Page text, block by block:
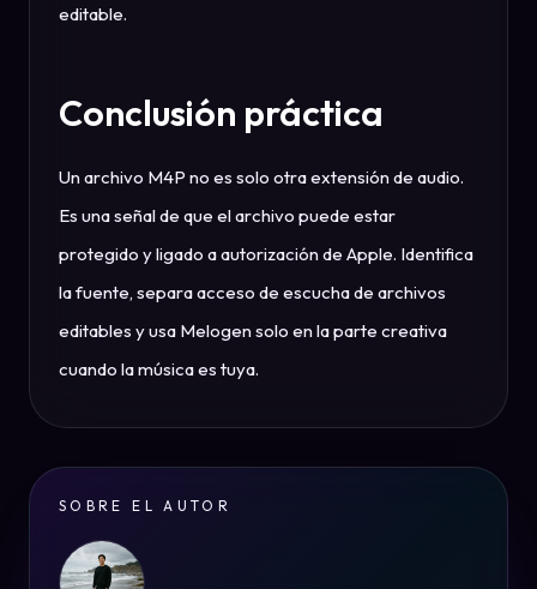
editable.
Conclusión práctica
Un archivo M4P no es solo otra extensión de audio.
Es una señal de que el archivo puede estar
protegido y ligado a autorización de Apple. Identifica
la fuente, separa acceso de escucha de archivos
editables y usa Melogen solo en la parte creativa
cuando la música es tuya.
SOBRE EL AUTOR